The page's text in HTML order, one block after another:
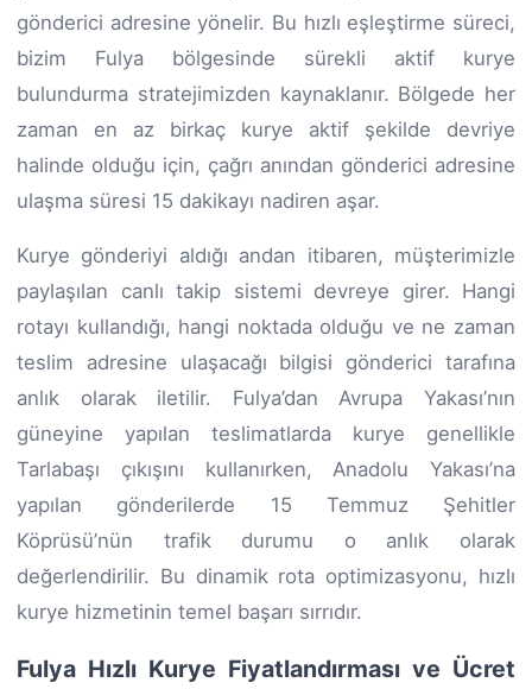
gönderici adresine yönelir. Bu hızlı eşleştirme süreci,
bizim Fulya bölgesinde sürekli aktif kurye
bulundurma stratejimizden kaynaklanır. Bölgede her
zaman en az birkaç kurye aktif şekilde devriye
halinde olduğu için, çağrı anından gönderici adresine
ulaşma süresi 15 dakikayı nadiren aşar.
Kurye gönderiyi aldığı andan itibaren, müşterimizle
paylaşılan canlı takip sistemi devreye girer. Hangi
rotayı kullandığı, hangi noktada olduğu ve ne zaman
teslim adresine ulaşacağı bilgisi gönderici tarafına
anlık olarak iletilir. Fulya’dan Avrupa Yakası’nın
güneyine yapılan teslimatlarda kurye genellikle
Tarlabaşı çıkışını kullanırken, Anadolu Yakası’na
yapılan gönderilerde 15 Temmuz Şehitler
Köprüsü’nün trafik durumu o anlık olarak
değerlendirilir. Bu dinamik rota optimizasyonu, hızlı
kurye hizmetinin temel başarı sırrıdır.
Fulya Hızlı Kurye Fiyatlandırması ve Ücret